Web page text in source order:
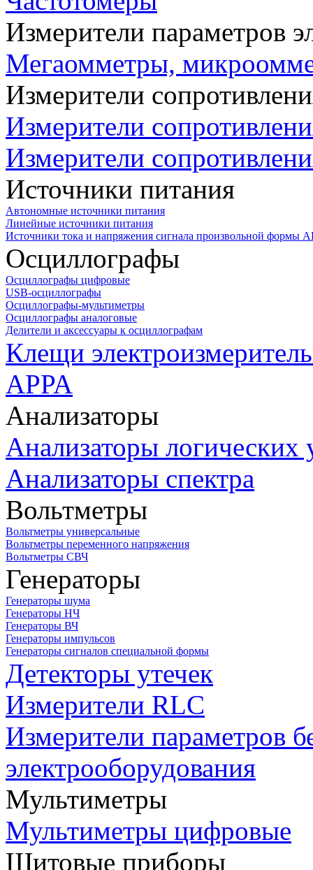
Измерители параметров
Мегаомметры,
Измерители
Измерители
Измерители
Источники питания
Автономные источники питания
Линейные источники питания
Источники тока и напряжения сигнала произвольной формы
Осциллографы
Осциллографы цифровые
USB-осциллографы
Осциллографы-мультиметры
Осциллографы аналоговые
Делители и аксессуары к осциллографам
Клещи
APPA
Анализаторы
Анализаторы логических
Анализаторы спектра
Вольтметры
Вольтметры универсальные
Вольтметры переменного напряжения
Вольтметры СВЧ
Генераторы
Генераторы шума
Генераторы НЧ
Генераторы ВЧ
Генераторы импульсов
Генераторы сигналов специальной формы
Детекторы утечек
Измерители RLC
Измерители параметров
электрооборудования
Мультиметры
Мультиметры цифровые
Щитовые приборы